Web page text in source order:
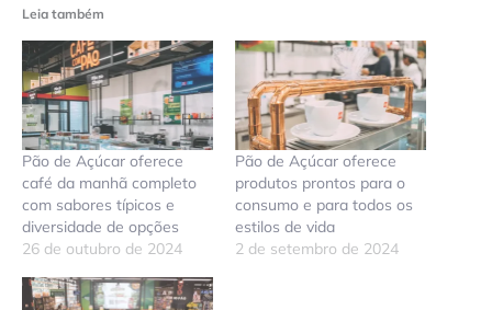
Leia também
Pão de Açúcar oferece
café da manhã completo
com sabores típicos e
diversidade de opções
26 de outubro de 2024
Pão de Açúcar oferece
produtos prontos para o
consumo e para todos os
estilos de vida
2 de setembro de 2024